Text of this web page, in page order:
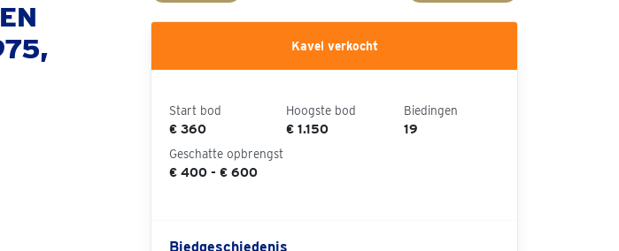
Kavel verkocht
Start bod
€ 360
Hoogste bod
€ 1.150
Biedingen
19
Geschatte opbrengst
€ 400 - € 600
Biedgeschiedenis